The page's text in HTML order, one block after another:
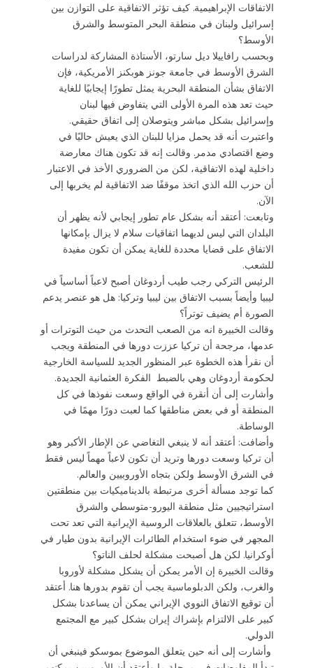
الاتفاقات الإبراهيمية. كيف تؤثر الاتفاقية على التوازن بين
إسرائيل ولبنان في منطقة البحر المتوسط ​​والشرق
الأوسط؟
وبحسب رافاييلا ديل سارتو، الأستاذة المشاركة لدراسات
الشرق الأوسط في جامعة جونز هوبكنز الأمريكية، فإن
الاتفاق بشأن المنطقة البحرية يمثل تطورًا إيجابيًا للغاية
حيث تعد هذه المرة الأولى التي يتفاوض فيها لبنان
وإسرائيل بشكل مباشر ويتوصلان إلى اتفاق حقيقي.
واعتبرت أنه قد يحمل مزايا للبنان الذي يعيش حاليًا في
وضع اقتصادي مدمر. وقالت إنه قد تكون هناك معارضة
داخلية لهذه الاتفاقية، لكن من الضروري الأخذ في الاعتبار
أن حزب الله الذي اتخذ موقفًا ضد الاتفاقية لم يخربها إلى
الآن.
وتابعت: أعتقد أنه بشكل عام تطور إيجابي لأنه يظهر أن
البلدان التي ليس لديهما اتفاقيات سلام لا يزال بإمكانها
الاتفاق على قضايا محددة للغاية يمكن أن تكون مفيدة
للشعب.
الرئيس التركي رجب طيب أردوغان أصبح لاعباً أساسياً في
ليبيا وأيضاً بسبب الاتفاق بين ليبيا وتركيا: هل هو عنصر يدعم
الصورة أم يضيف توتراً؟
وقالت الخبيرة انه من الصعب التحدث من حيث التوترات أو
عدمها، مرجحة أن تركيا عززت دورها في المنطقة ويجب
أن نقرأ هذه الخطوة عبر المنظور الجديد للسياسة الخارجية
لحكومة أردوغان وهي بالضبط الفكرة العثمانية الجديدة.
وأشارت إلى أن أنقرة في الواقع وسعت نفوذها في كل
المنطقة أو في بعض مناطقها كما لعبت دورًا مهمًا في
الوساطة.
وأضافت: أعتقد أنه لا ينبغي التغاضي عن الإطار الأكبر وهو
أن تركيا وسعت دورها وتريد أن تكون لاعباً مهماً ليس فقط
في الشرق الأوسط ولكن بتجاه الأوروبيين والعالم.
كما توجد مسألة أخرى مرتبطة بالديناميكيات بين منطقتين
استراتيجيين مثل منطقة اليورو-متوسطي والشرق
الأوسط، تتعلق بالعلاقات الروسية الإيرانية التي تعد تحت
المجهر في ضوء استخدام الطائرات الإيرانية بدون طيار في
أوكرانيا. لكن هل أصبحت مشكلة لحلف الناتو؟
وقالت الخبيرة إن الأمر يمكن أن يشكل مشكلة لأوروبا
والغرب، ولكن الدبلوماسية يجب أن تقوم بدورها هنا. أعتقد
أن توقيع الاتفاق النووي الإيراني يمكن أن يساعدنا بشكل
كبير على الالتزام بإشراك إيران بشكل كبير مع المجتمع
الدولي.
وأشارت إلى أنه حين يتعلق الموضوع بموسكو فينبغي أن